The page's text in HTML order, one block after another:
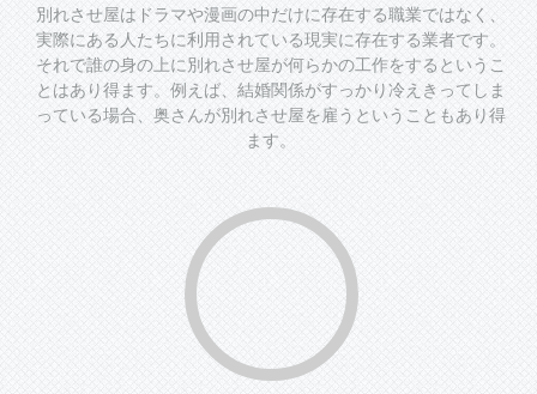
別れさせ屋はドラマや漫画の中だけに存在する職業ではなく、
実際にある人たちに利用されている現実に存在する業者です。
それで誰の身の上に別れさせ屋が何らかの工作をするというこ
とはあり得ます。例えば、結婚関係がすっかり冷えきってしま
っている場合、奥さんが別れさせ屋を雇うということもあり得
ます。